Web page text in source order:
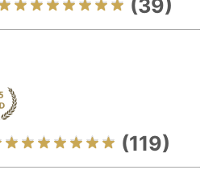
(39)
(119)